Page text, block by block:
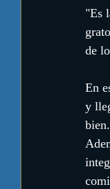
"Es
de
En
y